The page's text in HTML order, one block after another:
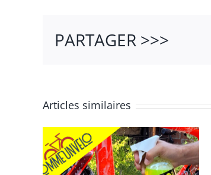
PARTAGER >>>
Articles similaires